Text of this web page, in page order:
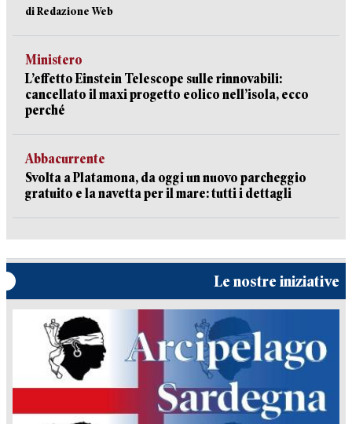
di Redazione Web
Ministero
L’effetto Einstein Telescope sulle rinnovabili:
cancellato il maxi progetto eolico nell’isola, ecco
perché
Abbacurrente
Svolta a Platamona, da oggi un nuovo parcheggio
gratuito e la navetta per il mare: tutti i dettagli
Le nostre iniziative